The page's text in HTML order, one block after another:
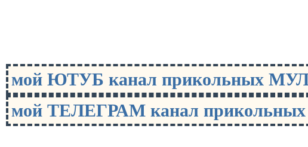
мой ЮТУБ канал прикольных
мой ТЕЛЕГРАМ канал